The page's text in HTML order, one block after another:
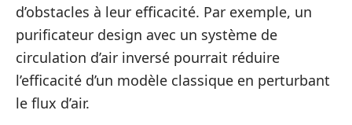
d’obstacles à leur efficacité. Par exemple, un
purificateur design avec un système de
circulation d’air inversé pourrait réduire
l’efficacité d’un modèle classique en perturbant
le flux d’air.